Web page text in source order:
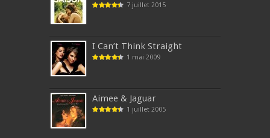
7 juillet 2015
I Can’t Think Straight
1 mai 2009
Aimee & Jaguar
1 juillet 2005